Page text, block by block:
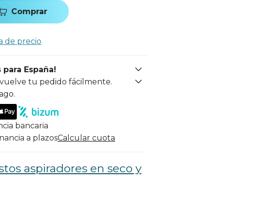
Comprar
de precio
para España!
tu pedido fácilmente.
bancaria
a plazosCalcular cuota
aspiradores en seco y